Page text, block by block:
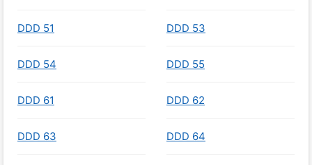
DDD 51 DDD 53
DDD 54 DDD 55
DDD 61 DDD 62
DDD 63 DDD 64